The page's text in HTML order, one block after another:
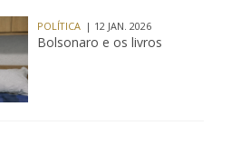
POLÍTICA | 12 JAN. 2026
Bolsonaro e os livros